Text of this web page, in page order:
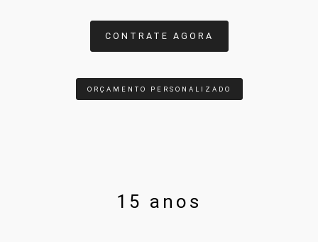
CONTRATE AGORA
ORÇAMENTO PERSONALIZADO
15 anos